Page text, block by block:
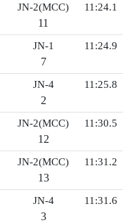
JN-2(MCC)
11
11:24.1
JN-1
7
11:24.9
JN-4
2
11:25.8
JN-2(MCC)
12
11:30.5
JN-2(MCC)
13
11:31.2
JN-4
3
11:31.6